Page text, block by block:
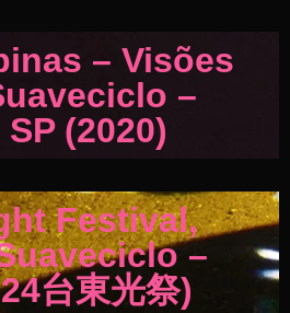
– Visões
–
(2020)
Festival,
–
台東光祭)